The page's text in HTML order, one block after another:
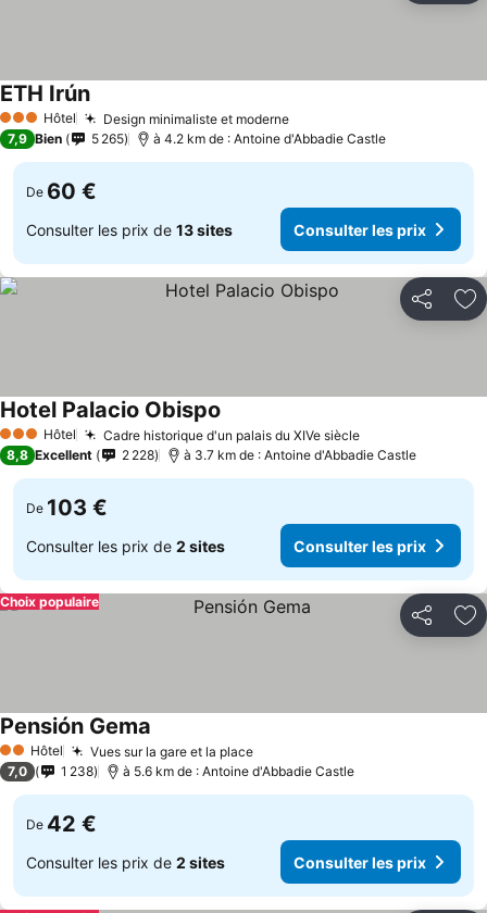
3 ÉtoilesHôtel Design minimaliste et moderne
ETH Irún
7,9 Bien 5 265 à 4.2 km de : Antoine d'Abbadie Castle
De 60 €
Consulter les prix de 13 sites Consulter les prix
Partager
3 ÉtoilesHôtel Cadre historique d'un palais du XIVe siècle
Hotel Palacio Obispo
8,8 Excellent 2 228 à 3.7 km de : Antoine d'Abbadie Castle
De 103 €
Consulter les prix de 2 sites Consulter les prix
Partager
Choix populaire
2 Étoiles
Hôtel Vues sur la gare et la place
Pensión Gema
7,0 1 238 à 5.6 km de : Antoine d'Abbadie Castle
De 42 €
Consulter les prix de 2 sites Consulter les prix